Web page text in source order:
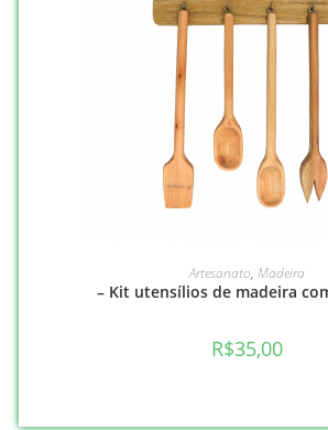
LEIA MAIS
Artesanato, Madeira
– Kit utensílios de madeira
R$35,00